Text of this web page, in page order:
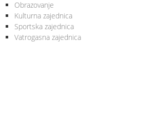
Obrazovanje
Kulturna zajednica
Sportska zajednica
Vatrogasna zajednica